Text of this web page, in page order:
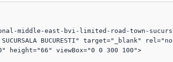
middle-east-bvi-limited-road-town-
SUCURSALA BUCURESTI" target="_blank"
height="66" viewBox="0 0 300 100">